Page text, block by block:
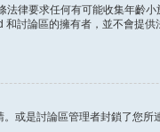
律要求任何有可能收集年齡
討論區的擁有者，並不會提
或是討論區管理者封鎖了您